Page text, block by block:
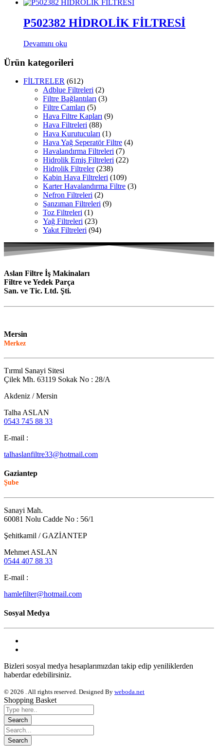
P502382 HİDROLİK FİLTRESİ
Devamını oku
Ürün kategorileri
FİLTRELER (612)
Adblue Filtreleri (2)
Filtre Bağlantıları (3)
Filtre Camları (5)
Hava Filtre Kapları (9)
Hava Filtreleri (88)
Hava Kurutucuları (1)
Hava Yağ Seperatör Filtre (4)
Havalandırma Filtreleri (7)
Hidrolik Emiş Filtreleri (22)
Hidrolik Filtreler (238)
Kabin Hava Filtreleri (109)
Karter Havalandırma Filtre (3)
Nefron Filtreleri (2)
Şanzıman Filtreleri (9)
Toz Filtreleri (1)
Yağ Filtreleri (23)
Yakıt Filtreleri (94)
Aslan Filtre İş Makinaları
Filtre ve Yedek Parça
San. ve Tic. Ltd. Şti.
Mersin
Merkez
Tırmıl Sanayi Sitesi
Çilek Mh. 63119 Sokak No : 28/A
Akdeniz / Mersin
Talha ASLAN
0543 745 88 33
E-mail :
talhaslanfiltre33@hotmail.com
Gaziantep
Şube
Sanayi Mah.
60081 Nolu Cadde No : 56/1
Şehitkamil / GAZİANTEP
Mehmet ASLAN
0544 407 88 33
E-mail :
hamlefilter@hotmail.com
Sosyal Medya
Bizleri sosyal medya hesaplarımızdan takip edip yeniliklerden
haberdar edebilirsiniz.
© 2026 . All rights reserved. Designed By weboda.net
Shopping Basket